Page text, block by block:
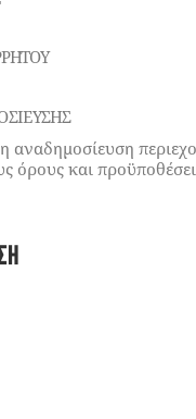
αναδημοσίευση
όρους και